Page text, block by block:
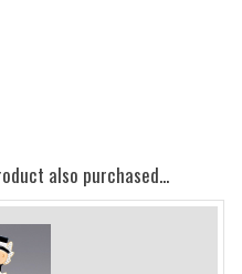
also purchased...